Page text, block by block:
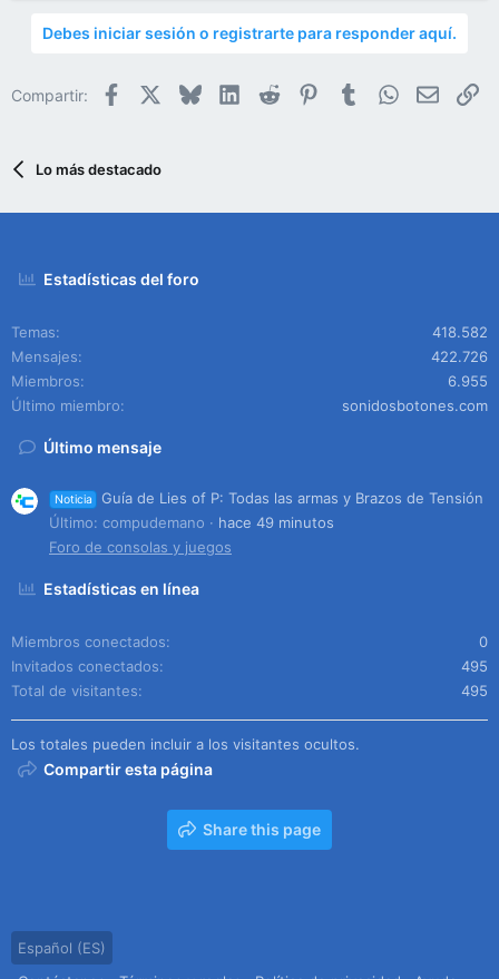
Debes iniciar sesión o registrarte para responder aquí.
Compartir: Facebook BlueskyLinkedIn
Reddit PinterestTumblrWhatsApp
Email
Lo más destacado
Estadísticas del foro
Temas
418.582
Mensajes
422.726
Miembros
6.955
Último miembro
sonidosbotones.com
Último mensaje
Noticia
Guía de Lies of P: Todas las armas y Brazos de Tensión
Último: compudemano
hace 49 minutos
Foro de consolas y juegos
Estadísticas en línea
Miembros conectados
0
Invitados conectados
495
Total de visitantes
495
Los totales pueden incluir a los visitantes ocultos.
Compartir esta página
Share this page
Español (ES)